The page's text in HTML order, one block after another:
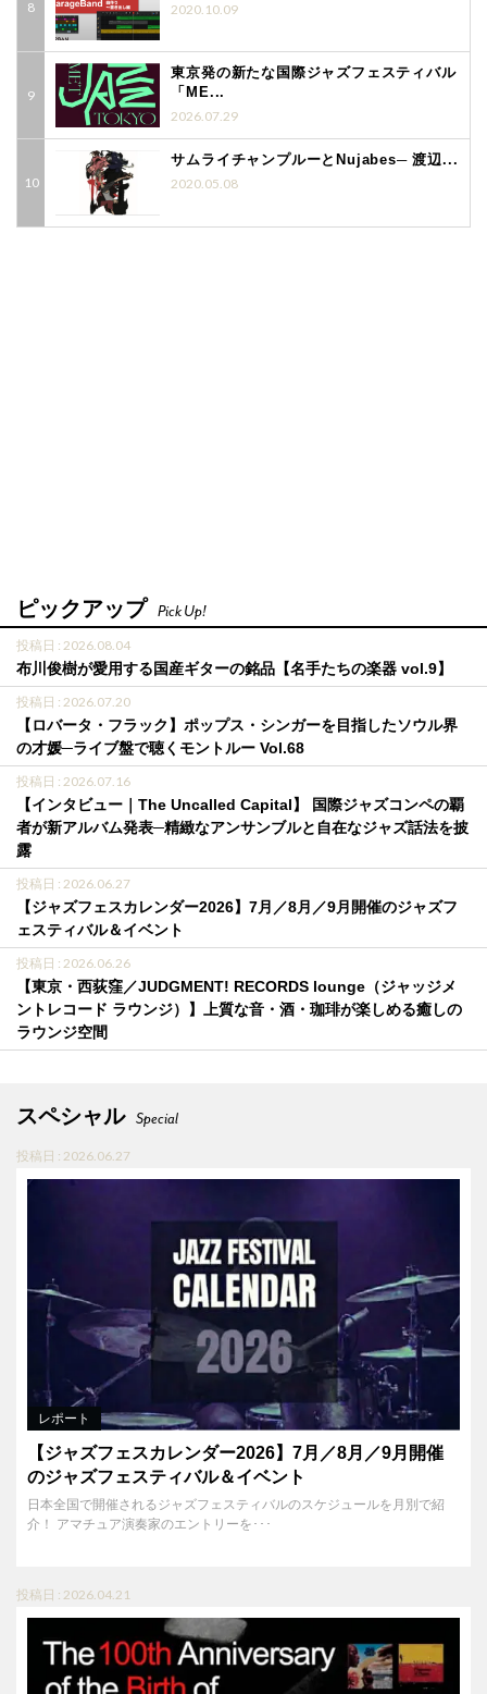
2020.10.09
東京発の新たな国際ジャズフェスティバル
「ME...
2026.07.29
サムライチャンプルーとNujabes─ 渡辺...
2020.05.08
ピックアップ Pick Up!
投稿日 : 2026.08.04
布川俊樹が愛用する国産ギターの銘品【名手たちの楽器 vol.9】
投稿日 : 2026.07.20
【ロバータ・フラック】ポップス・シンガーを目指したソウル界
の才媛─ライブ盤で聴くモントルー Vol.68
投稿日 : 2026.07.16
【インタビュー｜The Uncalled Capital】 国際ジャズコンペの覇
者が新アルバム発表─精緻なアンサンブルと自在なジャズ話法を披
露
投稿日 : 2026.06.27
【ジャズフェスカレンダー2026】7月／8月／9月開催のジャズフ
ェスティバル＆イベント
投稿日 : 2026.06.26
【東京・西荻窪／JUDGMENT! RECORDS lounge（ジャッジメ
ントレコード ラウンジ）】上質な音・酒・珈琲が楽しめる癒しの
ラウンジ空間
スペシャル Special
投稿日 : 2026.06.27
レポート
【ジャズフェスカレンダー2026】7月／8月／9月開催
のジャズフェスティバル＆イベント
日本全国で開催されるジャズフェスティバルのスケジュールを月別で紹
介！ アマチュア演奏家のエントリーを･･･
投稿日 : 2026.04.21